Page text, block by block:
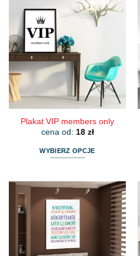
Plakat VIP members only
cena od: 18 zł
WYBIERZ OPCJE
ma
wiele
wariantów.
Opcje
można
wybrać